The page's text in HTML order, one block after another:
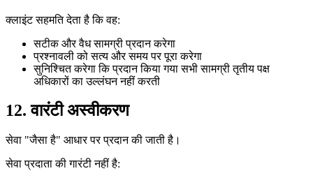
क्लाइंट सहमति देता है कि वह:
सटीक और वैध सामग्री प्रदान करेगा
प्रश्नावली को सत्य और समय पर पूरा करेगा
सुनिश्चित करेगा कि प्रदान किया गया सभी सामग्री तृतीय पक्ष
अधिकारों का उल्लंघन नहीं करती
12. वारंटी अस्वीकरण
सेवा "जैसा है" आधार पर प्रदान की जाती है।
सेवा प्रदाता की गारंटी नहीं है: